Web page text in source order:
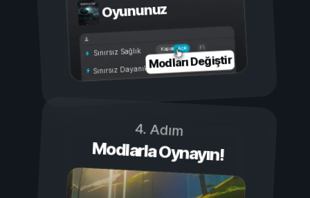
Oyununuz
Açık
Kapalı
Sınırsız Sağlık
Sınırsız DayanıklılıkModları Değiştir
4. Adım
Modlarla Oynayın!